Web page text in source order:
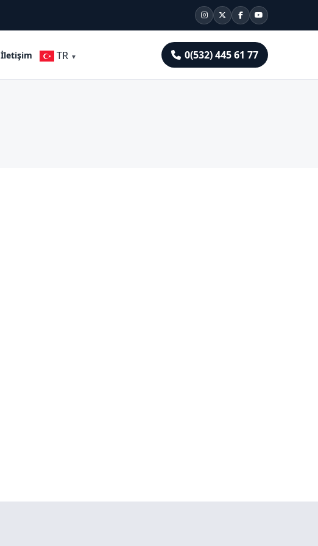
İletişim TR 0(532) 445 61 77